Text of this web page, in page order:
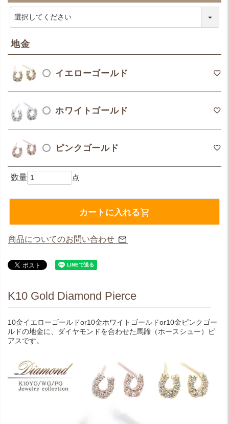
(
地金
イエローゴールド
ホワイトゴールド
ピンクゴールド
カートに入れる
商品についてのお問い合わせ
K10 Gold Diamond Pierce
10金イエローゴールドor10金ホワイトゴールドor10金ピンクゴー
ルドの地金に、ダイヤモンドを合わせた馬蹄（ホースシュー）ピ
アスです。